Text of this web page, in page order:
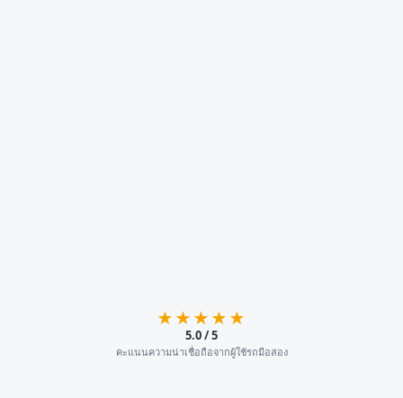
★★★★★
5.0 / 5
คะแนนความน่าเชื่อถือจากผู้ใช้รถมือสอง